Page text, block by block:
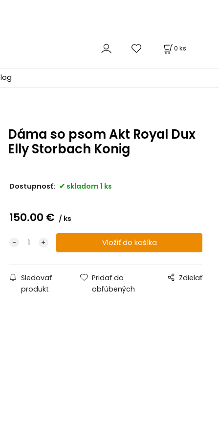
0 ks
Dáma so psom Akt Royal Dux
Elly Storbach Konig
Dostupnosť: skladom 1 ks
150.00 € ks
Sledovať
produkt
Pridať do
obľúbených
Zdielať